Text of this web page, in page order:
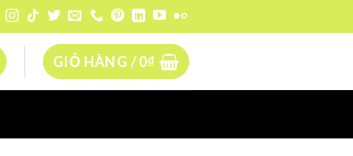
GIỎ HÀNG /0₫